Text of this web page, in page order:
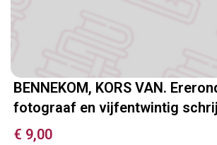
BENNEKOM, KORS VAN.
fotograaf en vijfentwintig
€ 9,00